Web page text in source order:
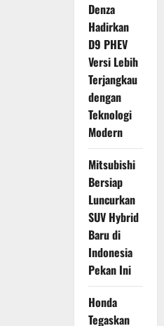
Denza
Hadirkan
D9 PHEV
Versi Lebih
Terjangkau
dengan
Teknologi
Modern
Mitsubishi
Bersiap
Luncurkan
SUV Hybrid
Baru di
Indonesia
Pekan Ini
Honda
Tegaskan